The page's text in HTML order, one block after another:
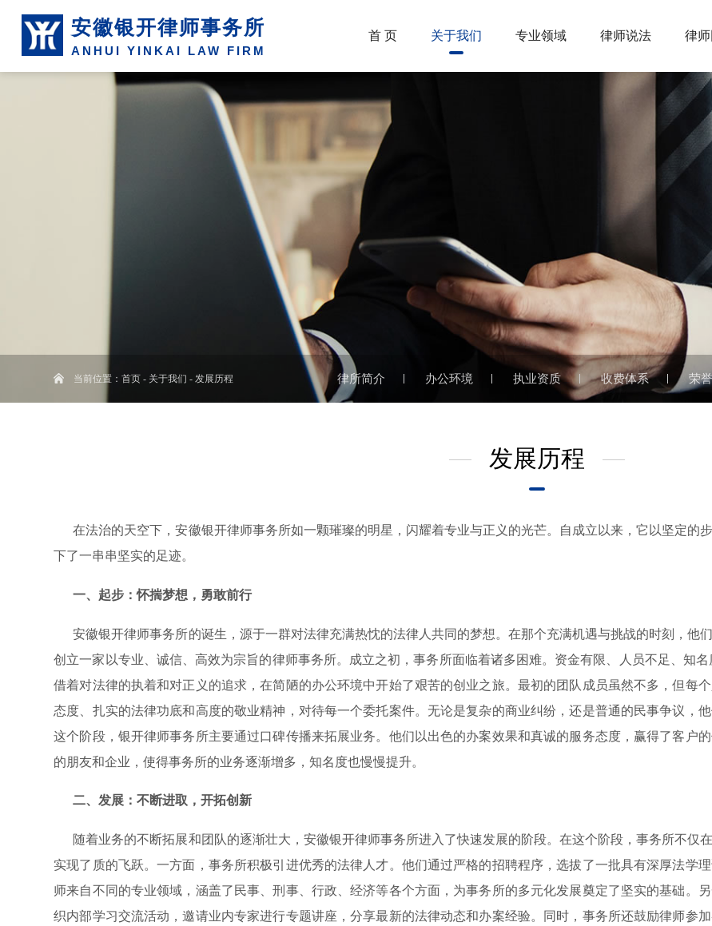
安徽银开律师事务所
ANHUI YINKAI LAW FIRM
首 页 关于我们 专业领域 律师说法 律
当前位置：首页 - 关于我们 - 发展历程 律所简介 办公环境 执业资质 收费体系 荣
发展历程
在法治的天空下，安徽银开律师事务所如一颗璀璨的明星，闪耀着专业与正义的光芒。自成立以来，它以坚定的
下了一串串坚实的足迹。
一、起步：怀揣梦想，勇敢前行
安徽银开律师事务所的诞生，源于一群对法律充满热忱的法律人共同的梦想。在那个充满机遇与挑战的时刻，他
创立一家以专业、诚信、高效为宗旨的律师事务所。成立之初，事务所面临着诸多困难。资金有限、人员不足、
借着对法律的执着和对正义的追求，在简陋的办公环境中开始了艰苦的创业之旅。最初的团队成员虽然不多，但每
态度、扎实的法律功底和高度的敬业精神，对待每一个委托案件。无论是复杂的商业纠纷，还是普通的民事争议，
这个阶段，银开律师事务所主要通过口碑传播来拓展业务。他们以出色的办案效果和真诚的服务态度，赢得了客户
的朋友和企业，使得事务所的业务逐渐增多，知名度也慢慢提升。
二、发展：不断进取，开拓创新
随着业务的不断拓展和团队的逐渐壮大，安徽银开律师事务所进入了快速发展的阶段。在这个阶段，事务所不仅
实现了质的飞跃。一方面，事务所积极引进优秀的法律人才。他们通过严格的招聘程序，选拔了一批具有深厚法学
师来自不同的专业领域，涵盖了民事、刑事、行政、经济等各个方面，为事务所的多元化发展奠定了坚实的基础。
织内部学习交流活动，邀请业内专家进行专题讲座，分享最新的法律动态和办案经验。同时，事务所还鼓励律师参